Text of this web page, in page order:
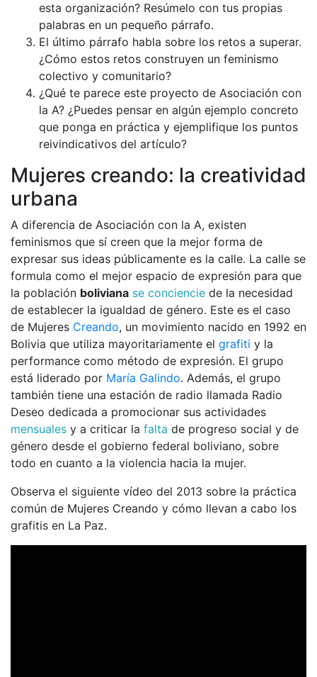
esta organización? Resúmelo con tus propias
palabras en un pequeño párrafo.
El último párrafo habla sobre los retos a superar.
¿Cómo estos retos construyen un feminismo
colectivo y comunitario?
¿Qué te parece este proyecto de Asociación con
la A? ¿Puedes pensar en algún ejemplo concreto
que ponga en práctica y ejemplifique los puntos
reivindicativos del artículo?
Mujeres creando: la creatividad
urbana
A diferencia de Asociación con la A, existen
feminismos que sí creen que la mejor forma de
expresar sus ideas públicamente es la calle. La calle se
formula como el mejor espacio de expresión para que
la población boliviana se conciencie de la necesidad
de establecer la igualdad de género. Este es el caso
de Mujeres Creando, un movimiento nacido en 1992 en
Bolivia que utiliza mayoritariamente el grafiti y la
performance como método de expresión. El grupo
está liderado por María Galindo. Además, el grupo
también tiene una estación de radio llamada Radio
Deseo dedicada a promocionar sus actividades
mensuales y a criticar la falta de progreso social y de
género desde el gobierno federal boliviano, sobre
todo en cuanto a la violencia hacia la mujer.
Observa el siguiente vídeo del 2013 sobre la práctica
común de Mujeres Creando y cómo llevan a cabo los
grafitis en La Paz.